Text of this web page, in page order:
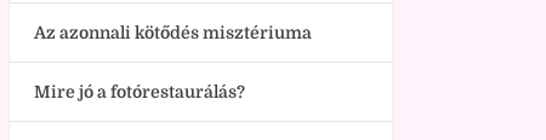
Az azonnali kötődés misztériuma
Mire jó a fotórestaurálás?